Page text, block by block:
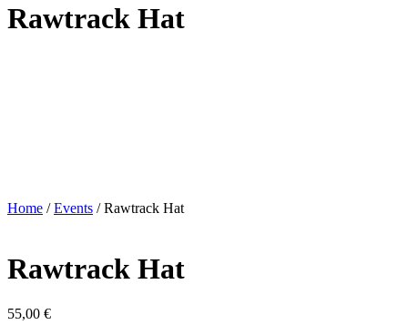
Rawtrack Hat
Home /Events / Rawtrack Hat
Rawtrack Hat
55,00 €